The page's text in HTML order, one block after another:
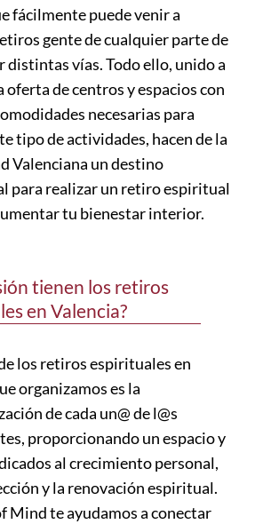
fácilmente puede venir a
gente de cualquier parte de
distintas vías. Todo ello, unido a
oferta de centros y espacios con
necesarias para
tipo de actividades, hacen de la
Valenciana un destino
para realizar un retiro espiritual
tu bienestar interior.
tienen los retiros
en Valencia?
los retiros espirituales en
organizamos es la
de cada un@ de l@s
proporcionando un espacio y
al crecimiento personal,
y la renovación espiritual.
Mind te ayudamos a conectar